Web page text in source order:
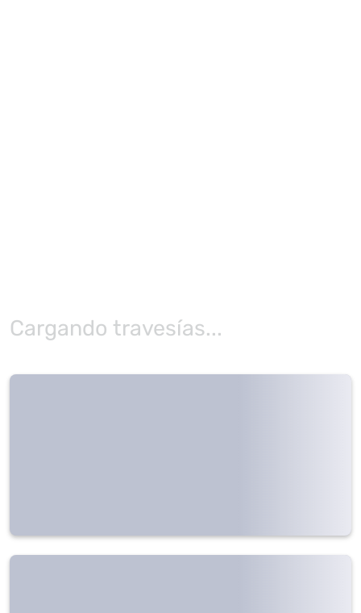
Cargando travesías...